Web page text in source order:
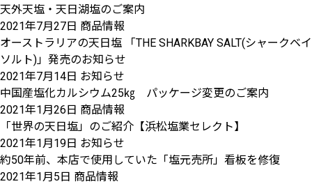
天外天塩・天日湖塩のご案内
2021年7月27日 商品情報
オーストラリアの天日塩 「THE SHARKBAY SALT(シャークベイ
ソルト)」発売のお知らせ
2021年7月14日 お知らせ
中国産塩化カルシウム25㎏ パッケージ変更のご案内
2021年1月26日 商品情報
「世界の天日塩」のご紹介【浜松塩業セレクト】
2021年1月19日 お知らせ
約50年前、本店で使用していた「塩元売所」看板を修復
2021年1月5日 商品情報